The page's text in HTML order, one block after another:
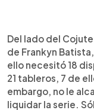
Del lado del
de Frankyn
ello necesitó 18
21 tableros, 7 de
embargo, no le
liquidar la serie.